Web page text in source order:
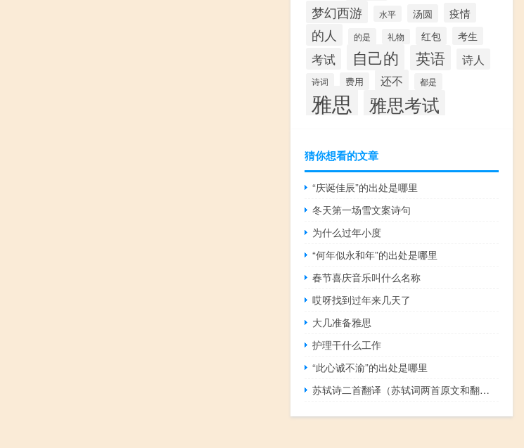
梦幻西游 水平 汤圆 疫情
的人 的是 礼物 红包 考生
考试 自己的 英语 诗人
诗词 费用 还不 都是
雅思 雅思考试
猜你想看的文章
“庆诞佳辰”的出处是哪里
冬天第一场雪文案诗句
为什么过年小度
“何年似永和年”的出处是哪里
春节喜庆音乐叫什么名称
哎呀找到过年来几天了
大几准备雅思
护理干什么工作
“此心诚不渝”的出处是哪里
苏轼诗二首翻译（苏轼词两首原文和翻译）